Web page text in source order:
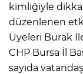
kimliğiyle
düzenlenen
Üyeleri Burak
CHP Bursa İl
sayıda